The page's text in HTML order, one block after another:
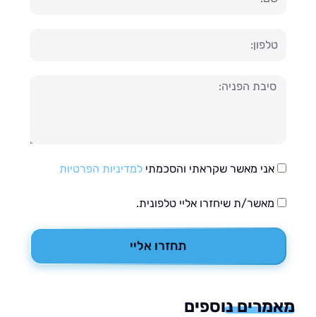
אני מאשר שקראתי והסכמתילמדיניות הפרטיות
מאשר/ת שיחזרו אליי טלפונית.
תחזרו אליי
נוספים